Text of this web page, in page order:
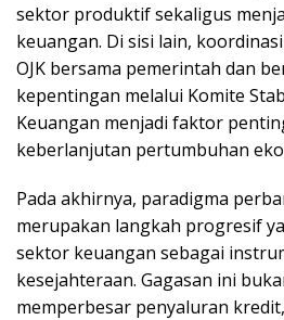
sektor produktif sekaligus
keuangan. Di sisi lain,
OJK bersama pemerintah dan
kepentingan melalui Komite
Keuangan menjadi faktor
keberlanjutan pertumbuhan
Pada akhirnya, paradigma
merupakan langkah progresif
sektor keuangan sebagai
kesejahteraan. Gagasan ini
memperbesar penyaluran